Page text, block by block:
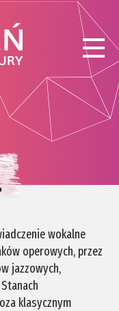
wokalne
operowych, przez
jazzowych,
klasycznym